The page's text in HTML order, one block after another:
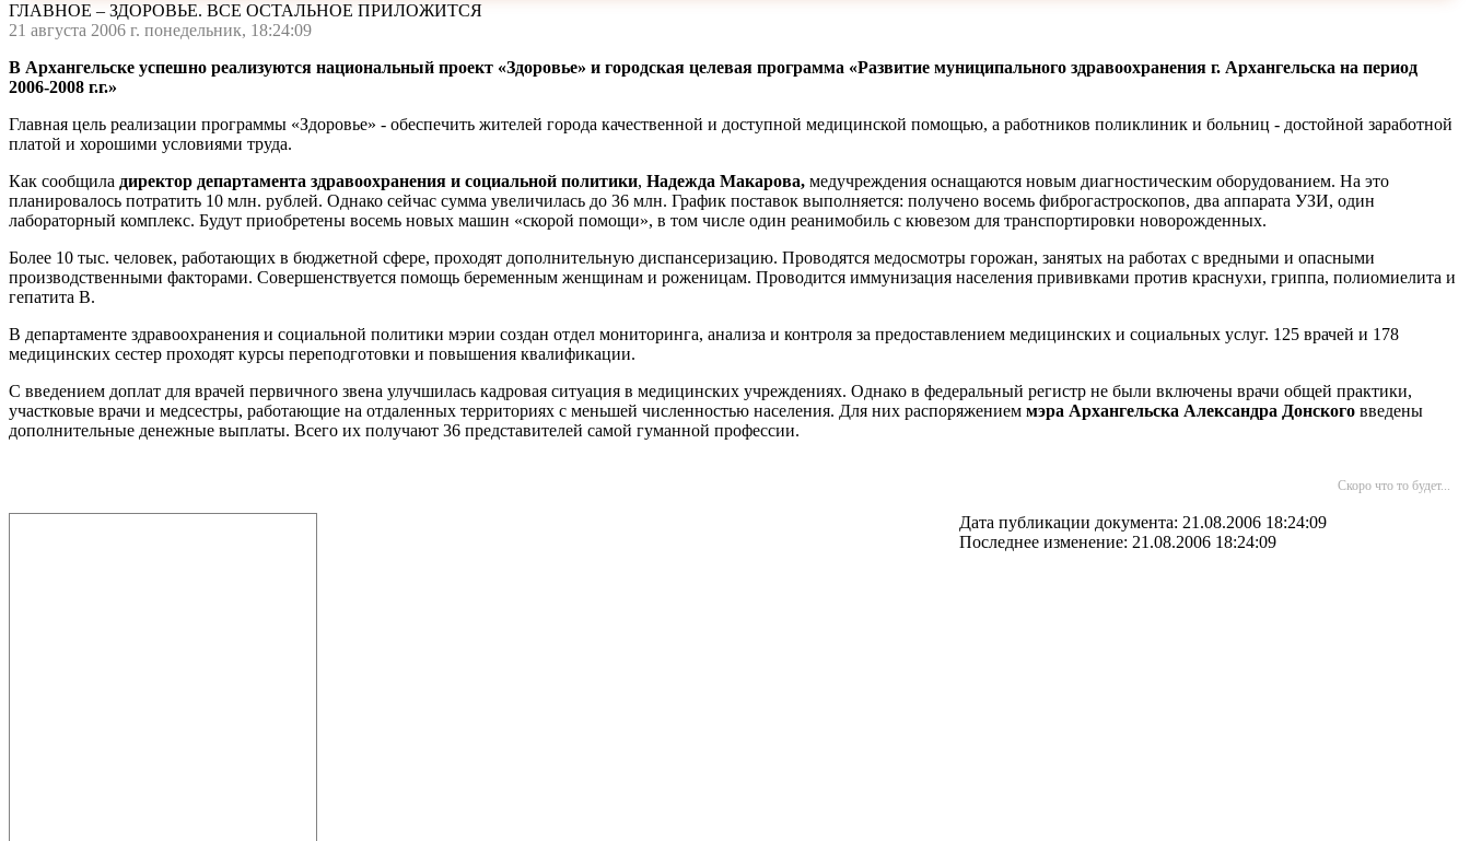
ГЛАВНОЕ – ЗДОРОВЬЕ. ВСЕ ОСТАЛЬНОЕ ПРИЛОЖИТСЯ
21 августа 2006 г. понедельник, 18:24:09
В Архангельске успешно реализуются национальный проект «Здоровье» и городская целевая программа «Развитие муниципального здравоохранения г. Архангельска на период
2006-2008 г.г.»
Главная цель реализации программы «Здоровье» - обеспечить жителей города качественной и доступной медицинской помощью, а работников поликлиник и больниц - достойной заработной
платой и хорошими условиями труда.
Как сообщила директор департамента здравоохранения и социальной политики, Надежда Макарова, медучреждения оснащаются новым диагностическим оборудованием. На это
планировалось потратить 10 млн. рублей. Однако сейчас сумма увеличилась до 36 млн. График поставок выполняется: получено восемь фиброгастроскопов, два аппарата УЗИ, один
лабораторный комплекс. Будут приобретены восемь новых машин «скорой помощи», в том числе один реанимобиль с кювезом для транспортировки новорожденных.
Более 10 тыс. человек, работающих в бюджетной сфере, проходят дополнительную диспансеризацию. Проводятся медосмотры горожан, занятых на работах с вредными и опасными
производственными факторами. Совершенствуется помощь беременным женщинам и роженицам. Проводится иммунизация населения прививками против краснухи, гриппа, полиомиелита и
гепатита В.
В департаменте здравоохранения и социальной политики мэрии создан отдел мониторинга, анализа и контроля за предоставлением медицинских и социальных услуг. 125 врачей и 178
медицинских сестер проходят курсы переподготовки и повышения квалификации.
С введением доплат для врачей первичного звена улучшилась кадровая ситуация в медицинских учреждениях. Однако в федеральный регистр не были включены врачи общей практики,
участковые врачи и медсестры, работающие на отдаленных территориях с меньшей численностью населения. Для них распоряжением мэра Архангельска Александра Донского введены
дополнительные денежные выплаты. Всего их получают 36 представителей самой гуманной профессии.
Скоро что то будет...
Дата публикации документа: 21.08.2006 18:24:09
Последнее изменение: 21.08.2006 18:24:09